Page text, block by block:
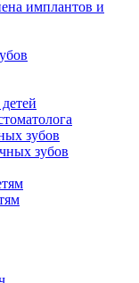
имплантов и
зубов
зубов